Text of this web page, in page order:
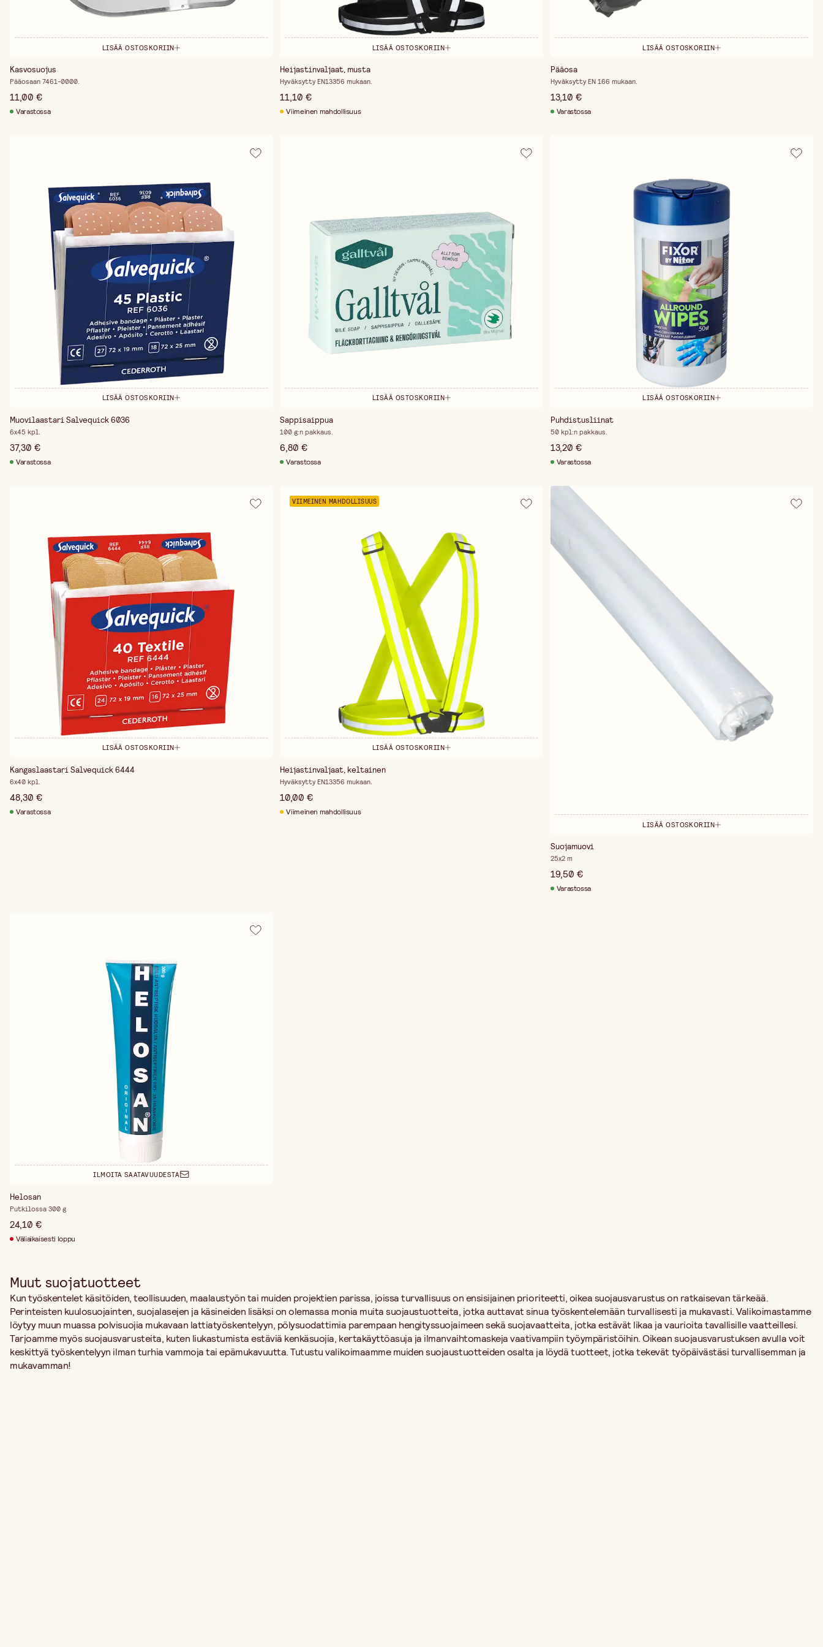
LISÄÄ OSTOSKORIIN
Kasvosuojus
Pääosaan 7461-0000.
11,00 €
Varastossa
LISÄÄ OSTOSKORIIN
Heijastinvaljaat, musta
Hyväksytty EN13356 mukaan.
11,10 €
Viimeinen mahdollisuus
LISÄÄ OSTOSKORIIN
Pääosa
Hyväksytty EN 166 mukaan.
13,10 €
Varastossa
LISÄÄ OSTOSKORIIN
Muovilaastari Salvequick 6036
6x45 kpl.
37,30 €
Varastossa
LISÄÄ OSTOSKORIIN
Sappisaippua
100 g:n pakkaus.
6,80 €
Varastossa
LISÄÄ OSTOSKORIIN
Puhdistusliinat
50 kpl:n pakkaus.
13,20 €
Varastossa
LISÄÄ OSTOSKORIIN
Kangaslaastari Salvequick 6444
6x40 kpl.
48,30 €
Varastossa
VIIMEINEN MAHDOLLISUUS
LISÄÄ OSTOSKORIIN
Heijastinvaljaat, keltainen
Hyväksytty EN13356 mukaan.
10,00 €
Viimeinen mahdollisuus
LISÄÄ OSTOSKORIIN
Suojamuovi
25x2 m
19,50 €
Varastossa
ILMOITA SAATAVUUDESTA
Helosan
Putkilossa 300 g
24,10 €
Väliaikaisesti loppu
Muut suojatuotteet
Kun työskentelet käsitöiden, teollisuuden, maalaustyön tai muiden projektien parissa, joissa turvallisuus on ensisijainen prioriteetti, oikea suojausvarustus on ratkaisevan tärkeää.
Perinteisten kuulosuojainten, suojalasejen ja käsineiden lisäksi on olemassa monia muita suojaustuotteita, jotka auttavat sinua työskentelemään turvallisesti ja mukavasti. Valikoimastamme
löytyy muun muassa polvisuojia mukavaan lattiatyöskentelyyn, pölysuodattimia parempaan hengityssuojaimeen sekä suojavaatteita, jotka estävät likaa ja vaurioita tavallisille vaatteillesi.
Tarjoamme myös suojausvarusteita, kuten liukastumista estäviä kenkäsuojia, kertakäyttöasuja ja ilmanvaihtomaskeja vaativampiin työympäristöihin. Oikean suojausvarustuksen avulla voit
keskittyä työskentelyyn ilman turhia vammoja tai epämukavuutta. Tutustu valikoimaamme muiden suojaustuotteiden osalta ja löydä tuotteet, jotka tekevät työpäivästäsi turvallisemman ja
mukavamman!